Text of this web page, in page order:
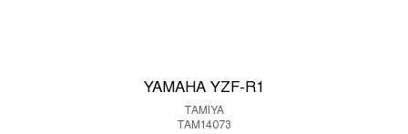
YAMAHA YZF-R1
TAMIYA
TAM14073